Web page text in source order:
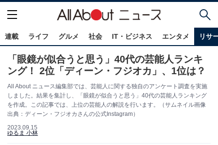
連載 ライフ グルメ 社会 IT・ビジネス エンタメ リサ
「眼鏡が似合うと思う」40代の芸能人ランキ
ング！ 2位「ディーン・フジオカ」、1位は？
All About ニュース編集部では、芸能人に関する独自のアンケート調査を実施
しました。結果を集計し、「眼鏡が似合うと思う」40代の芸能人ランキング
を作成。この記事では、上位の芸能人の解説を行います。（サムネイル画像
出典：ディーン・フジオカさんの公式Instagram）
2023.09.15
ゆるま 小林